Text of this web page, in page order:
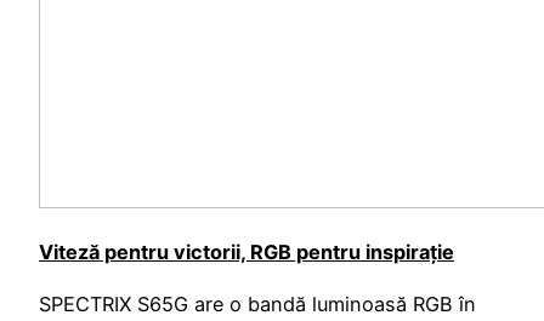
Viteză pentru victorii, RGB pentru inspirație
SPECTRIX S65G are o bandă luminoasă RGB în